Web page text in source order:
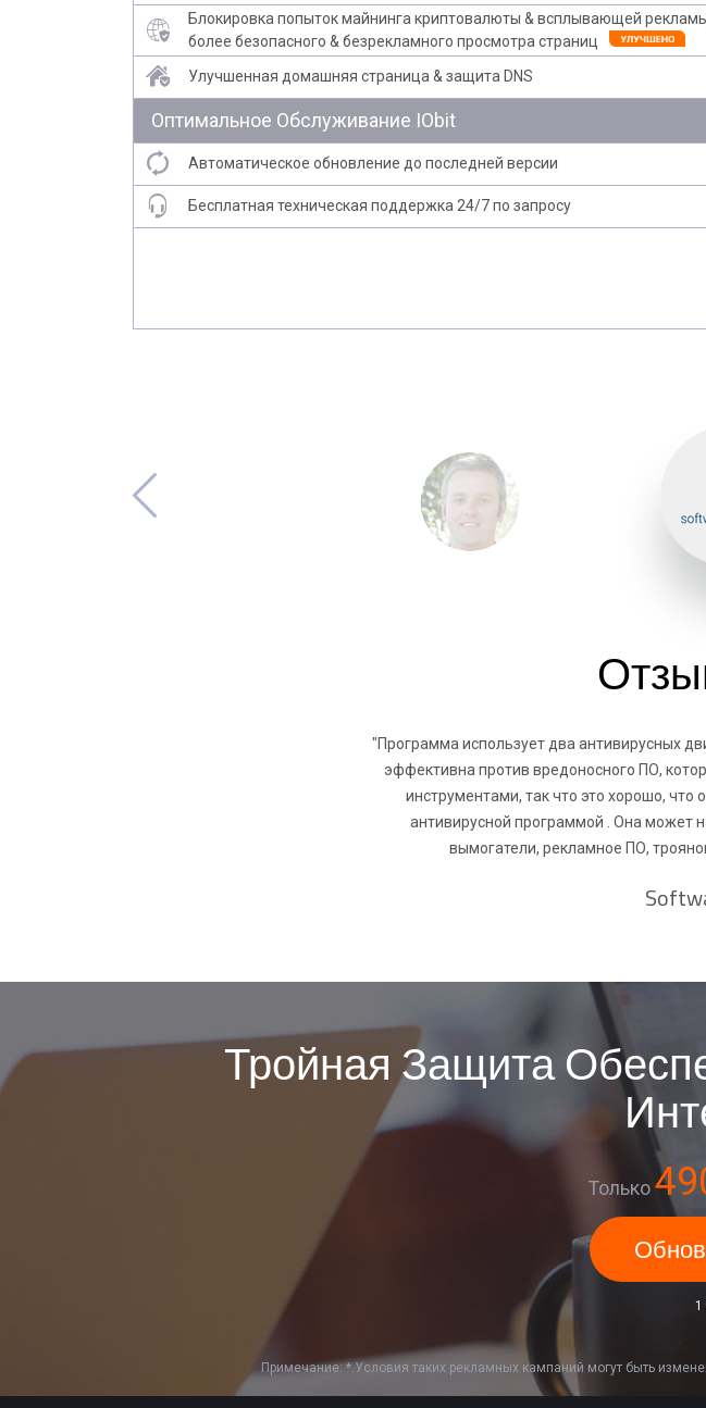
Блокировка попыток майнинга криптовалюты & всплывающей
более безопасного & безрекламного просмотра страниц
Улучшенная домашняя страница & защита DNS
Оптимальное Обслуживание IObit
Автоматическое обновление до последней версии
Бесплатная техническая поддержка 24/7 по запросу
"Программа использует два антивирусных
эффективна против вредоносного ПО,
инструментами, так что это хорошо,
антивирусной программой . Она может
вымогатели, рекламное ПО,
Тройная Защита
Только
1
Примечание: *.Условия таких рекламных кампаний могут быть